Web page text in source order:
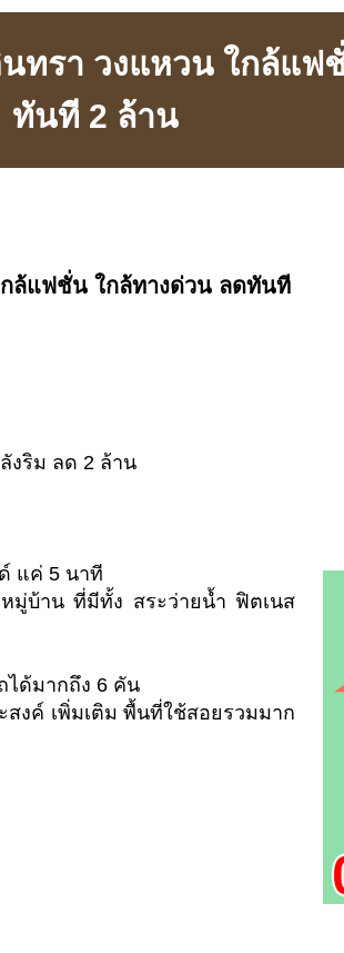
รา วงแหวน ใกล้แฟ
ทันที 2 ล้าน
ล้แฟชั่น ใกล้ทางด่วน ลดทันที
งริม ลด 2 ล้าน
แค่ 5 นาที
มู่บ้าน ที่มีทั้ง สระว่ายน้ำ ฟิตเนส
ได้มากถึง 6 คัน
งค์ เพิ่มเติม พื้นที่ใช้สอยรวมมาก